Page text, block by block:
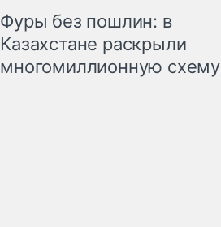
Фуры без пошлин: в
Казахстане раскрыли
многомиллионную схему